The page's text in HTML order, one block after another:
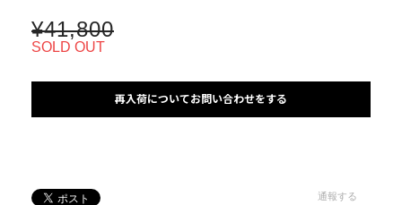
¥41,800
SOLD OUT
再入荷についてお問い合わせをする
通報する